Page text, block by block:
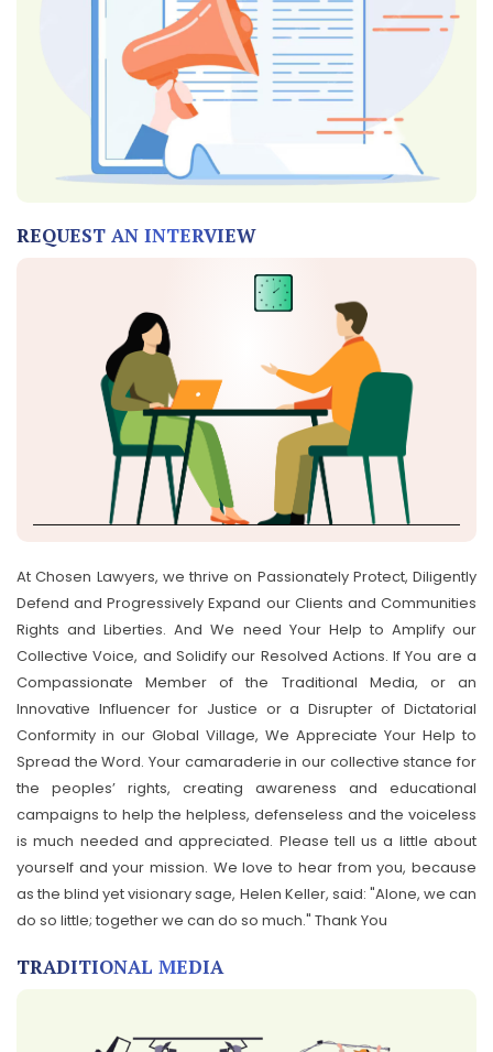
REQUEST AN INTERVIEW
At Chosen Lawyers, we thrive on Passionately Protect, Diligently
Defend and Progressively Expand our Clients and Communities
Rights and Liberties. And We need Your Help to Amplify our
Collective Voice, and Solidify our Resolved Actions. If You are a
Compassionate Member of the Traditional Media, or an
Innovative Influencer for Justice or a Disrupter of Dictatorial
Conformity in our Global Village, We Appreciate Your Help to
Spread the Word. Your camaraderie in our collective stance for
the peoples’ rights, creating awareness and educational
campaigns to help the helpless, defenseless and the voiceless
is much needed and appreciated. Please tell us a little about
yourself and your mission. We love to hear from you, because
as the blind yet visionary sage, Helen Keller, said: "Alone, we can
do so little; together we can do so much." Thank You
TRADITIONAL MEDIA